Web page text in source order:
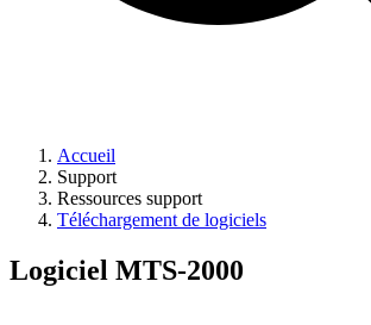
Accueil
Support
Ressources support
Téléchargement de logiciels
Logiciel MTS-2000